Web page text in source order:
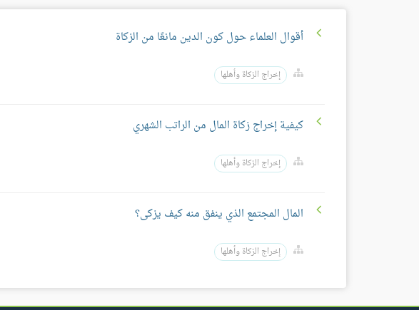
أقوال العلماء حول كون الدين مانعًا من الزكاة
إخراج الزكاة وأهلها
كيفية إخراج زكاة المال من الراتب الشهري
إخراج الزكاة وأهلها
المال المجتمع الذي ينفق منه كيف يزكى؟
إخراج الزكاة وأهلها